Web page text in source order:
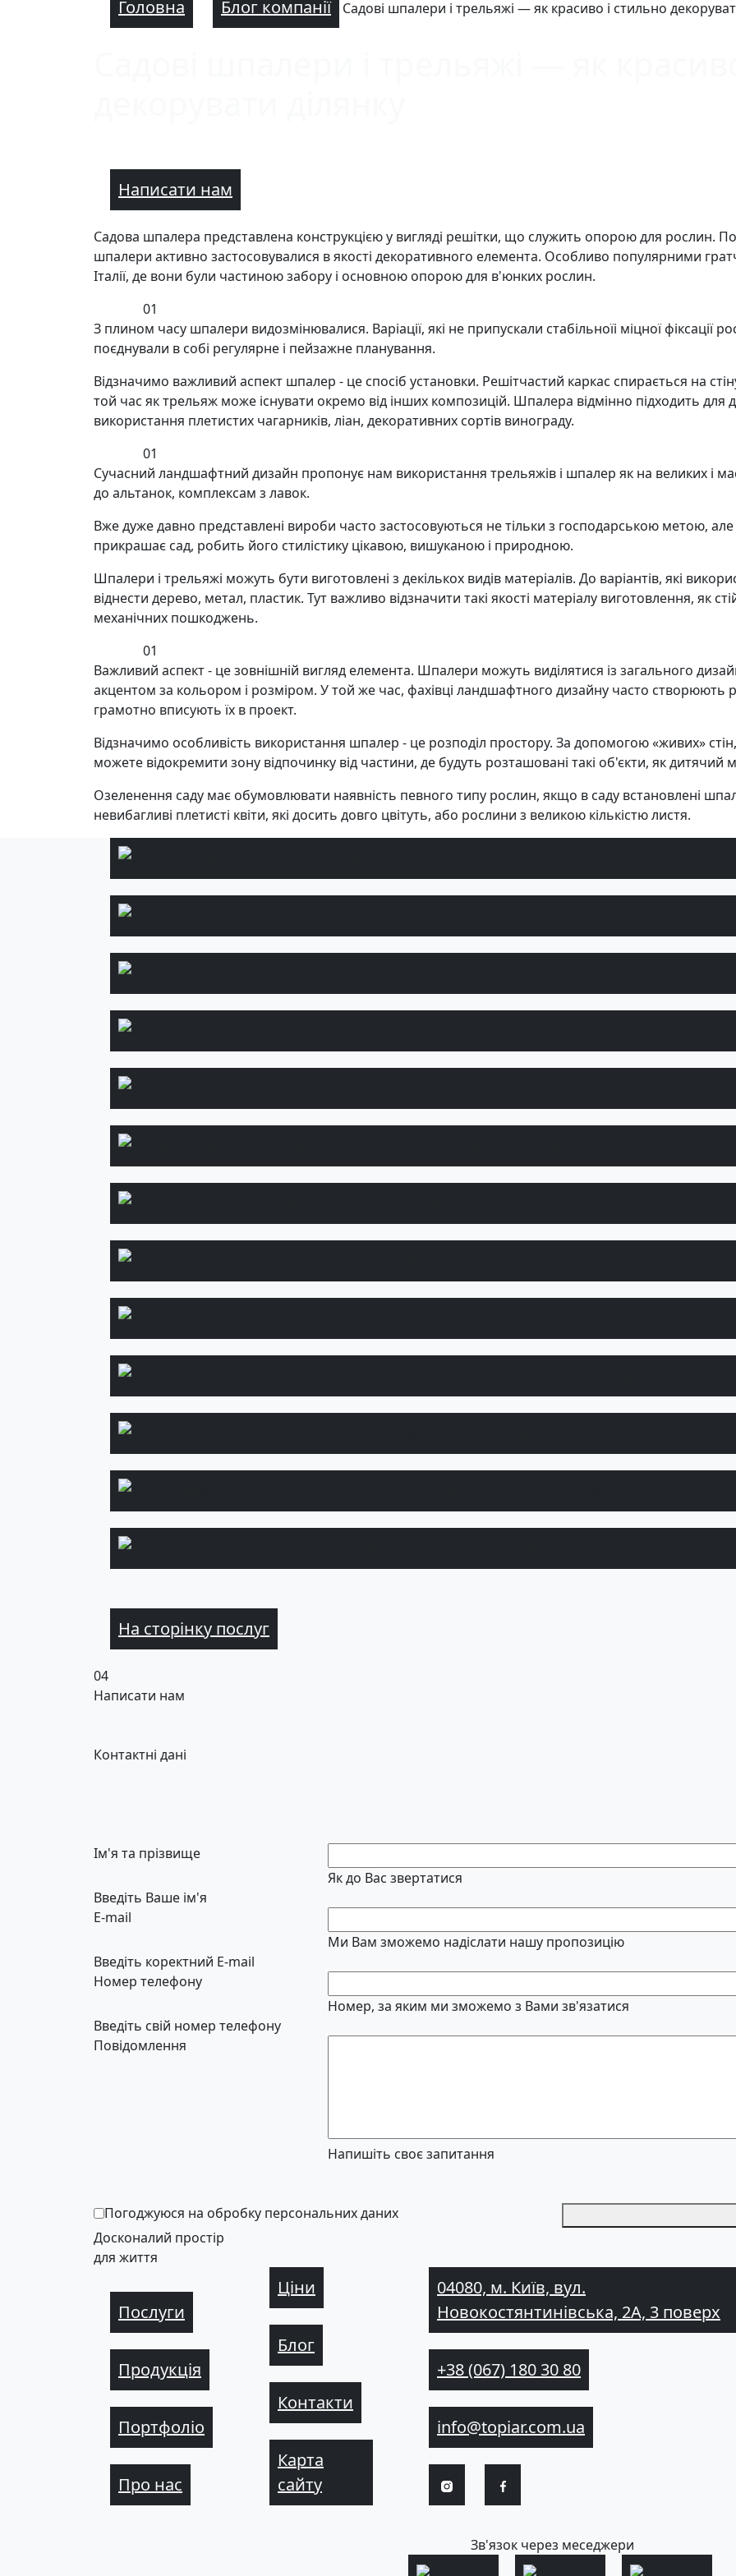
Головна Блог компанії Садові шпалери і трельяжі — як красиво і стильно
Написати нам
Садова шпалера представлена ​​конструкцією у вигляді решітки, що служить опорою для рослин.
шпалери активно застосовувалися в якості декоративного елемента. Особливо популярними
Італії, де вони були частиною забору і основною опорою для в'юнких рослин.
01
З плином часу шпалери видозмінювалися. Варіації, які не припускали стабільноїі міцної фіксації
поєднували в собі регулярне і пейзажне планування.
Відзначимо важливий аспект шпалер - це спосіб установки. Решітчастий каркас спирається на
той час як трельяж може існувати окремо від інших композицій. Шпалера відмінно підходить
використання плетистих чагарників, ліан, декоративних сортів винограду.
01
Сучасний ландшафтний дизайн пропонує нам використання трельяжів і шпалер як на великих і
до альтанок, комплексам з лавок.
Вже дуже давно представлені вироби часто застосовуються не тільки з господарською метою, але
прикрашає сад, робить його стилістику цікавою, вишуканою і природною.
Шпалери і трельяжі можуть бути виготовлені з декількох видів матеріалів. До варіантів, які
віднести дерево, метал, пластик. Тут важливо відзначити такі якості матеріалу виготовлення, як
механічних пошкоджень.
01
Важливий аспект - це зовнішній вигляд елемента. Шпалери можуть виділятися із загального
акцентом за кольором і розміром. У той же час, фахівці ландшафтного дизайну часто створюють
грамотно вписують їх в проект.
Відзначимо особливість використання шпалер - це розподіл простору. За допомогою «живих»
можете відокремити зону відпочинку від частини, де будуть розташовані такі об'єкти, як дитячий
Озеленення саду має обумовлювати наявність певного типу рослин, якщо в саду встановлені
невибагливі плетисті квіти, які досить довго цвітуть, або рослини з великою кількістю листя.
На сторінку послуг
04
Написати нам
Контактні дані
Ім'я та прізвище
Як до Вас звертатися
Введіть Ваше ім'я
E-mail
Ми Вам зможемо надіслати нашу пропозицію
Введіть коректний E-mail
Номер телефону
Номер, за яким ми зможемо з Вами зв'язатися
Введіть свій номер телефону
Повідомлення
Напишіть своє запитання
Погоджуюся на обробку персональних даних
Досконалий простір
для життя
Послуги
Продукція
Портфоліо
Про нас
Ціни
Блог
Контакти
Карта
сайту
04080, м. Київ, вул.
Новокостянтинівська, 2А, 3 поверх
+38 (067) 180 30 80
info@topiar.com.ua
Зв'язок через меседжери